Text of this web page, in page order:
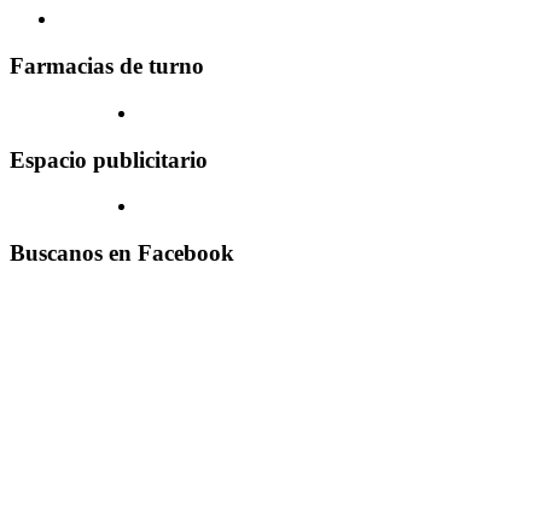
Farmacias de turno
Espacio publicitario
Buscanos en Facebook